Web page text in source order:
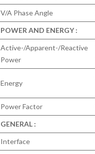
V/A Phase Angle
POWER AND ENERGY :
Active-/Apparent-/Reactive
Power
Energy
Power Factor
GENERAL :
Interface